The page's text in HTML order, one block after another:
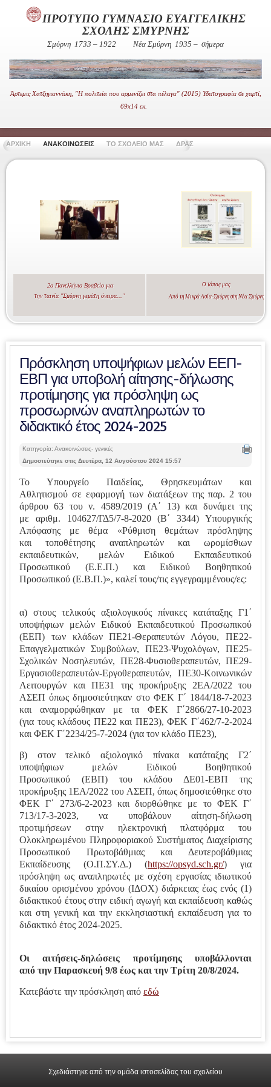
ΠΡΟΤΥΠΟ ΓΥΜΝΑΣΙΟ ΕΥΑΓΓΕΛΙΚΗΣ
ΣΧΟΛΗΣ ΣΜΥΡΝΗΣ
Σμύρνη 1733 – 1922 Νέα Σμύρνη 1935 – σήμερα
Άρτεμις Χατζηγιαννάκη, "Η πολιτεία που αρμενίζει στα πέλαγα" (2015) Υδατογραφία σε χαρτί,
69x14 εκ.
ΑΡΧΙΚΗ ΑΝΑΚΟΙΝΩΣΕΙΣ ΤΟ ΣΧΟΛΕΙΟ ΜΑΣ ΔΡΑΣΤΗΡΙΟΤΗΤΕΣ
2ο Πανελλήνιο Βραβείο για
την ταινία "Σμύρνη γεμάτη όνειρα..."
Ο τόπος μας
Από τη Μικρά Ασία-Σμύρνη στη Νέα Σμύρνη
Πρόσκληση υποψήφιων μελών ΕΕΠ-
ΕΒΠ για υποβολή αίτησης-δήλωσης
προτίμησης για πρόσληψη ως
προσωρινών αναπληρωτών το
διδακτικό έτος 2024-2025
Κατηγορία: Ανακοινώσεις- γενικές
Δημοσιεύτηκε στις Δευτέρα, 12 Αυγούστου 2024 15:57
Το Υπουργείο Παιδείας, Θρησκευμάτων και
Αθλητισμού σε εφαρμογή των διατάξεων της παρ. 2 του
άρθρου 63 του ν. 4589/2019 (Α΄ 13) και δυνάμει της
με αριθμ. 104627/ΓΔ5/7-8-2020 (Β΄ 3344) Υπουργικής
Απόφασης με θέμα «Ρύθμιση θεμάτων πρόσληψης
καιτοποθέτησης αναπληρωτών και ωρομίσθιων
εκπαιδευτικών, μελών Ειδικού Εκπαιδευτικού
Προσωπικού (Ε.Ε.Π.) και Ειδικού Βοηθητικού
Προσωπικού (Ε.Β.Π.)», καλεί τους/τις εγγεγραμμένους/ες:
α) στους τελικούς αξιολογικούς πίνακες κατάταξης Γ1΄
υποψήφιων μελών Ειδικού Εκπαιδευτικού Προσωπικού
(ΕΕΠ) των κλάδων ΠΕ21-Θεραπευτών Λόγου, ΠΕ22-
Επαγγελματικών Συμβούλων, ΠΕ23-Ψυχολόγων, ΠΕ25-
Σχολικών Νοσηλευτών, ΠΕ28-Φυσιοθεραπευτών, ΠΕ29-
Εργασιοθεραπευτών-Εργοθεραπευτών, ΠΕ30-Κοινωνικών
Λειτουργών και ΠΕ31 της προκήρυξης 2ΕΑ/2022 του
ΑΣΕΠ όπωςδημοσιεύτηκαν στο ΦΕΚ Γ΄ 1844/18-7-2023
και αναμορφώθηκαν με τα ΦΕΚ Γ΄2866/27-10-2023
(για τους κλάδους ΠΕ22 και ΠΕ23), ΦΕΚ Γ΄462/7-2-2024
και ΦΕΚ Γ΄2234/25-7-2024 (για τον κλάδο ΠΕ23),
β) στον τελικό αξιολογικό πίνακα κατάταξης Γ2΄
υποψήφιων μελών Ειδικού Βοηθητικού
Προσωπικού (ΕΒΠ) του κλάδου ΔΕ01-ΕΒΠ της
προκήρυξης 1ΕΑ/2022 του ΑΣΕΠ, όπως δημοσιεύθηκε στο
ΦΕΚ Γ΄ 273/6-2-2023 και διορθώθηκε με το ΦΕΚ Γ΄
713/17-3-2023,να υποβάλουν αίτηση-δήλωση
προτιμήσεων στην ηλεκτρονική πλατφόρμα του
Ολοκληρωμένου Πληροφοριακού Συστήματος Διαχείρισης
Προσωπικού Πρωτοβάθμιας και Δευτεροβάθμιας
Εκπαίδευσης (Ο.Π.ΣΥ.Δ.) (https://opsyd.sch.gr/) για
πρόσληψη ως αναπληρωτές με σχέση εργασίας ιδιωτικού
δικαίου ορισμένου χρόνου (ΙΔΟΧ) διάρκειας έως ενός (1)
διδακτικού έτους στην ειδική αγωγή και εκπαίδευση καθώς
και στη γενική και την εκκλησιαστική εκπαίδευση για το
διδακτικό έτος 2024-2025.
Οι αιτήσεις-δηλώσεις προτίμησης υποβάλλονται
από την Παρασκευή 9/8 έως και την Τρίτη 20/8/2024.
Κατεβάστε την πρόσκληση από εδώ
Σχεδιάστηκε από την ομάδα ιστοσελίδας του σχολείου